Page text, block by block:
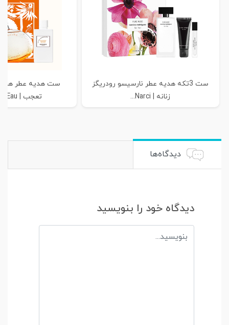
ست 3تکه هدیه عطر نارسیسو رودریگز
زنانه | Narci...
تعجب | HERMES Eau...
دیدگاه‌ها
دیدگاه خود را بنویسید